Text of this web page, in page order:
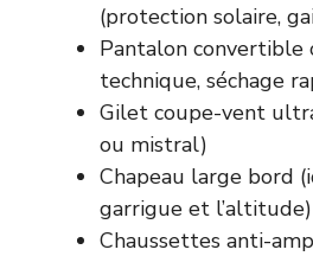
(protection solaire,
Pantalon convertible
technique, séchage
Gilet coupe-vent
ou mistral)
Chapeau large bord
garrigue et l’altitude)
Chaussettes anti-